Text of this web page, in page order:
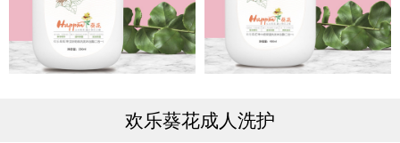
欢乐葵花成人洗护